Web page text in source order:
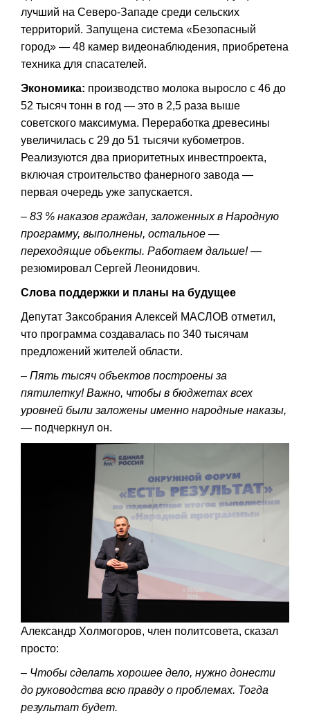
лучший на Северо-Западе среди сельских
территорий. Запущена система «Безопасный
город» — 48 камер видеонаблюдения, приобретена
техника для спасателей.
Экономика: производство молока выросло с 46 до
52 тысяч тонн в год — это в 2,5 раза выше
советского максимума. Переработка древесины
увеличилась с 29 до 51 тысячи кубометров.
Реализуются два приоритетных инвестпроекта,
включая строительство фанерного завода —
первая очередь уже запускается.
– 83 % наказов граждан, заложенных в Народную
программу, выполнены, остальное —
переходящие объекты. Работаем дальше!—
резюмировал Сергей Леонидович.
Слова поддержки и планы на будущее
Депутат Заксобрания Алексей МАСЛОВ отметил,
что программа создавалась по 340 тысячам
предложений жителей области.
– Пять тысяч объектов построены за
пятилетку! Важно, чтобы в бюджетах всех
уровней были заложены именно народные наказы,
— подчеркнул он.
Александр Холмогоров, член политсовета, сказал
просто:
– Чтобы сделать хорошее дело, нужно донести
до руководства всю правду о проблемах. Тогда
результат будет.